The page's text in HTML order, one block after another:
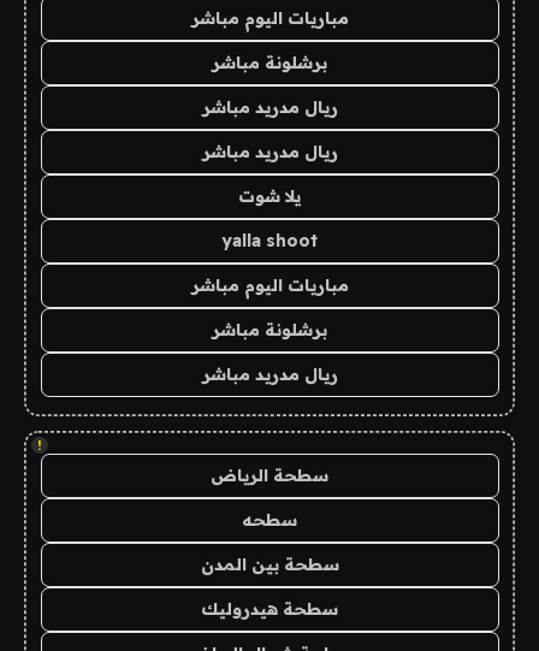
مباريات اليوم مباشر
برشلونة مباشر
ريال مدريد مباشر
ريال مدريد مباشر
يلا شوت
yalla shoot
مباريات اليوم مباشر
برشلونة مباشر
ريال مدريد مباشر
!
سطحة الرياض
سطحه
سطحة بين المدن
سطحة هيدروليك